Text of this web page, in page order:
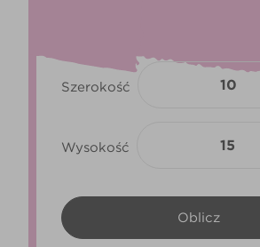
Szerokość
Wysokość